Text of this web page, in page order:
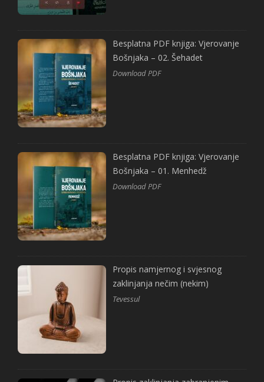
Besplatna PDF knjiga: Vjerovanje
Bošnjaka – 02. Šehadet
Download PDF
Besplatna PDF knjiga: Vjerovanje
Bošnjaka – 01. Menhedž
Download PDF
Propis namjernog i svjesnog
zaklinjanja nečim (nekim)
Tevessul